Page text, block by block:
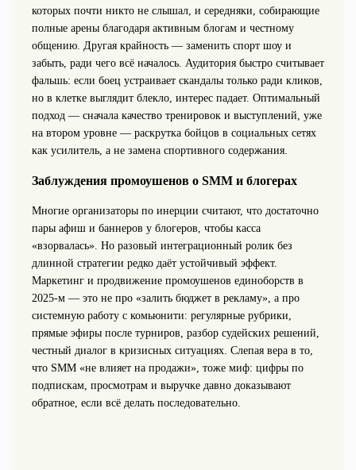
которых почти никто не слышал, и середняки, собирающие
полные арены благодаря активным блогам и честному
общению. Другая крайность — заменить спорт шоу и
забыть, ради чего всё началось. Аудитория быстро считывает
фальшь: если боец устраивает скандалы только ради кликов,
но в клетке выглядит блекло, интерес падает. Оптимальный
подход — сначала качество тренировок и выступлений, уже
на втором уровне — раскрутка бойцов в социальных сетях
как усилитель, а не замена спортивного содержания.
Заблуждения промоушенов о SMM и блогерах
Многие организаторы по инерции считают, что достаточно
пары афиш и баннеров у блогеров, чтобы касса
«взорвалась». Но разовый интеграционный ролик без
длинной стратегии редко даёт устойчивый эффект.
Маркетинг и продвижение промоушенов единоборств в
2025‑м — это не про «залить бюджет в рекламу», а про
системную работу с комьюнити: регулярные рубрики,
прямые эфиры после турниров, разбор судейских решений,
честный диалог в кризисных ситуациях. Слепая вера в то,
что SMM «не влияет на продажи», тоже миф: цифры по
подпискам, просмотрам и выручке давно доказывают
обратное, если всё делать последовательно.